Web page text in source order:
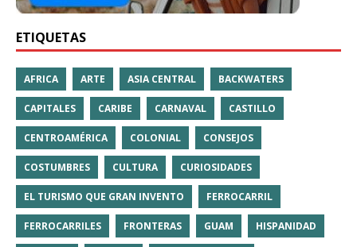
ETIQUETAS
AFRICA ARTE ASIA CENTRAL BACKWATERS
CAPITALES CARIBE CARNAVAL CASTILLO
CENTROAMÉRICA COLONIAL CONSEJOS
COSTUMBRES CULTURA CURIOSIDADES
EL TURISMO QUE GRAN INVENTO FERROCARRIL
FERROCARRILES FRONTERAS GUAM HISPANIDAD